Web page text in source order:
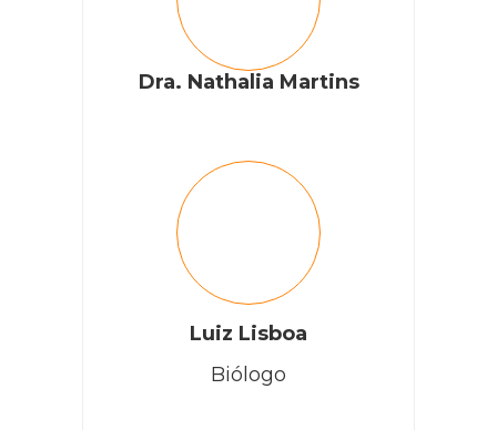
Dra. Nathalia Martins
Luiz Lisboa
Biólogo